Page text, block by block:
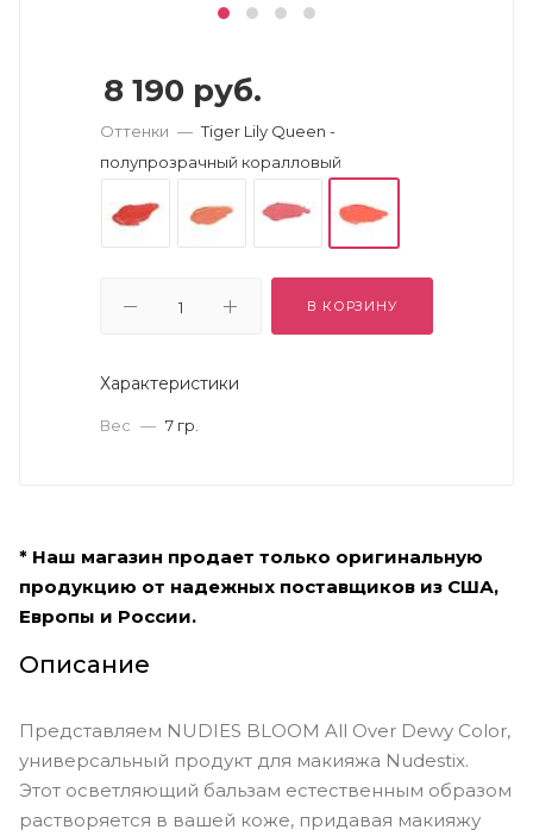
8 190 руб.
Оттенки — Tiger Lily Queen -
полупрозрачный коралловый
В КОРЗИНУ
Характеристики
Вес — 7 гр.
* Наш магазин продает только оригинальную
продукцию от надежных поставщиков из США,
Европы и России.
Описание
Представляем NUDIES BLOOM All Over Dewy Color,
универсальный продукт для макияжа Nudestix.
Этот осветляющий бальзам естественным образом
растворяется в вашей коже, придавая макияжу